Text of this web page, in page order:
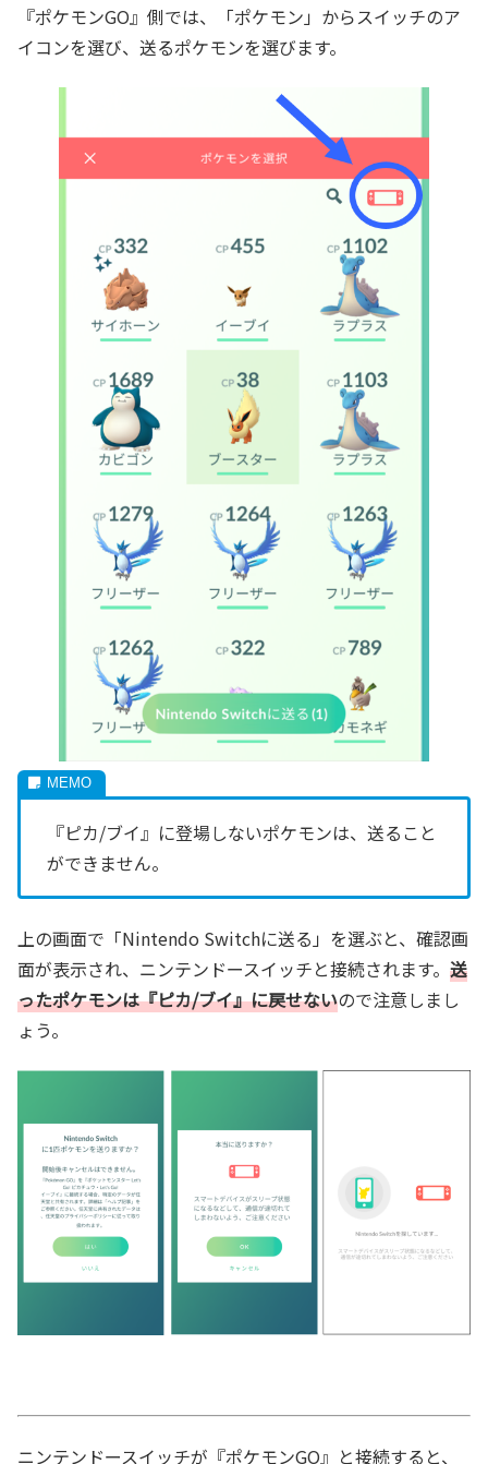
『ポケモンGO』側では、「ポケモン」からスイッチのア
イコンを選び、送るポケモンを選びます。
『ピカ/ブイ』に登場しないポケモンは、送ること
ができません。
上の画面で「Nintendo Switchに送る」を選ぶと、確認画
面が表示され、ニンテンドースイッチと接続されます。 送
ったポケモンは『ピカ/ブイ』に戻せないので注意しまし
ょう。
ニンテンドースイッチが『ポケモンGO』と接続すると、